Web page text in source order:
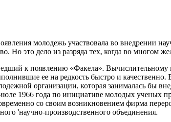
молодежь участвовала во внедрении
это дело из разряда тех, когда во многом
к появлению «Факела».
ее на редкость быстро и
организации, которая занималась бы
1966 года по инициативе молодых
со своим возникновением фирма
'научно-производственного объединения.